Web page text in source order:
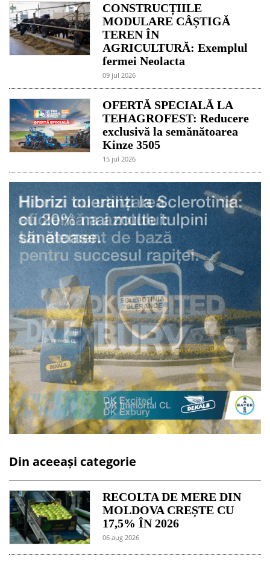
CONSTRUCȚIILE
MODULARE CÂȘTIGĂ
TEREN ÎN
AGRICULTURĂ: Exemplul
fermei Neolacta
09 jul 2026
OFERTĂ SPECIALĂ LA
TEHAGROFEST: Reducere
exclusivă la semănătoarea
Kinze 3505
15 jul 2026
Din aceeași categorie
RECOLTA DE MERE DIN
MOLDOVA CREȘTE CU
17,5% ÎN 2026
06 aug 2026